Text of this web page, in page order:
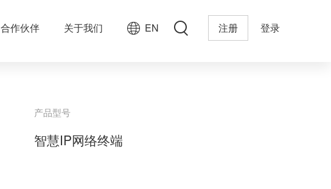
注册 登录
EN
合作伙伴 关于我们
产品型号
智慧IP网络终端